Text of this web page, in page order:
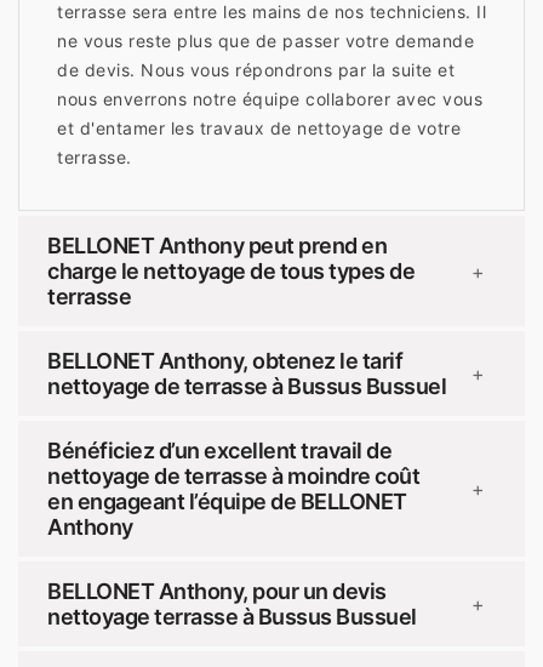
terrasse sera entre les mains de nos techniciens. Il
ne vous reste plus que de passer votre demande
de devis. Nous vous répondrons par la suite et
nous enverrons notre équipe collaborer avec vous
et d'entamer les travaux de nettoyage de votre
terrasse.
BELLONET Anthony peut prend en
charge le nettoyage de tous types de
terrasse
+
BELLONET Anthony, obtenez le tarif
nettoyage de terrasse à Bussus Bussuel
+
Bénéficiez d’un excellent travail de
nettoyage de terrasse à moindre coût
en engageant l’équipe de BELLONET
Anthony
+
BELLONET Anthony, pour un devis
nettoyage terrasse à Bussus Bussuel
+